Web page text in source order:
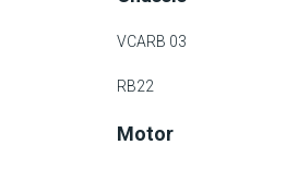
VCARB 03
RB22
Motor